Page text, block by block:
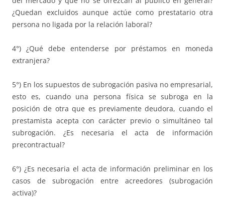
¿Quedan excluidos aunque actúe como prestatario otra
persona no ligada por la relación laboral?
4°) ¿Qué debe entenderse por préstamos en moneda
extranjera?
5°) En los supuestos de subrogación pasiva no empresarial,
esto es, cuando una persona física se subroga en la
posición de otra que es previamente deudora, cuando el
prestamista acepta con carácter previo o simultáneo tal
subrogación. ¿Es necesaria el acta de información
precontractual?
6°) ¿Es necesaria el acta de información preliminar en los
casos de subrogación entre acreedores (subrogación
activa)?